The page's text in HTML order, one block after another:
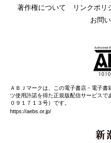
著作権について
リンクポリ
お問
ＡＢＪマークは、この電子書店・電子
ツ使用許諾を得た正規版配信サービスで
０９１７１３号）です。
https://aebs.or.jp/